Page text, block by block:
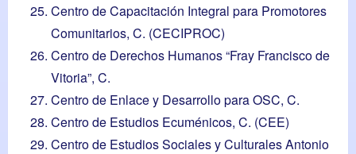
Centro de Capacitación Integral para Promotores
Comunitarios, C. (CECIPROC)
Centro de Derechos Humanos “Fray Francisco de
Vitoria”, C.
Centro de Enlace y Desarrollo para OSC, C.
Centro de Estudios Ecuménicos, C. (CEE)
Centro de Estudios Sociales y Culturales Antonio